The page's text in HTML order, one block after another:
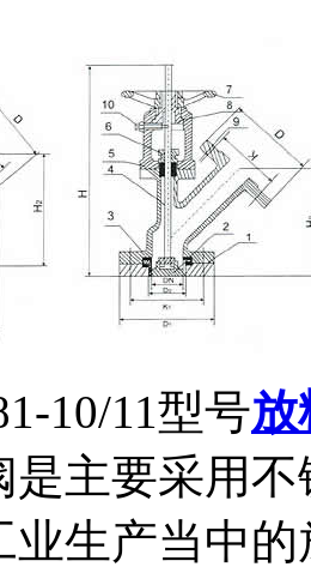
11型号放
是主要采用
业生产当中